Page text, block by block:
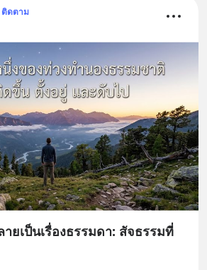
ติดตาม
ายเป็นเรื่องธรรมดา: สัจธรรมที่